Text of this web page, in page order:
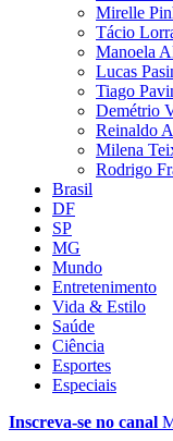
Mirelle
Tácio
Manoela
Lucas
Tiago
Demétrio
Reinaldo
Milena
Rodrigo
Brasil
DF
SP
MG
Mundo
Entretenimento
Vida & Estilo
Saúde
Ciência
Esportes
Especiais
Inscreva-se no canal